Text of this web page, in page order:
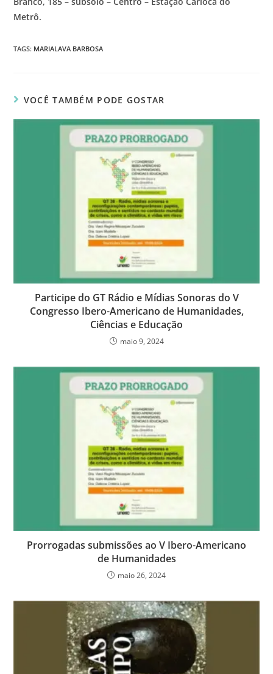
Metrô.
TAGS: MARIALAVA BARBOSA
VOCÊ TAMBÉM PODE GOSTAR
Participe do GT Rádio e Mídias Sonoras do V
Congresso Ibero-Americano de Humanidades,
Ciências e Educação
maio 9, 2024
Prorrogadas submissões ao V Ibero-Americano
de Humanidades
maio 26, 2024